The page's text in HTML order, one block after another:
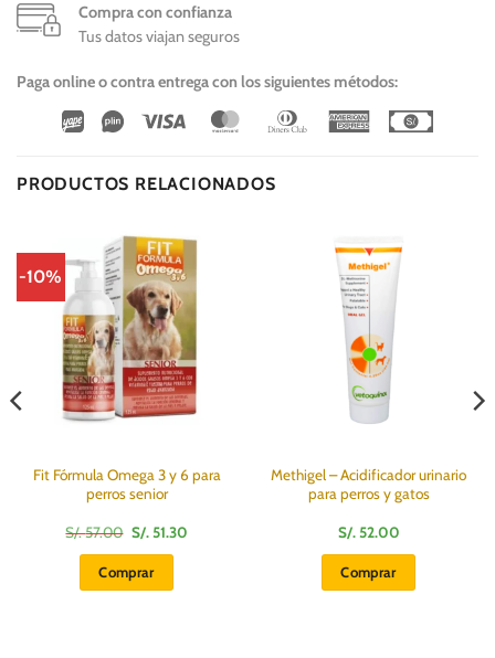
Compra con confianza
Tus datos viajan seguros
Paga online o contra entrega con los siguientes métodos:
Wirecard
Vipps Visa MasterCardDinners
American
PRODUCTOS RELACIONADOS
-10%
Fit Fórmula Omega 3 y 6 para
perros senior
S/.57.00 El
precio
original
era:
S/.
S/.51.30El
Comprar
Methigel – Acidificador urinario
para perros y gatos
S/.52.00
Comprar